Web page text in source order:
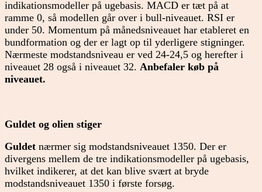
indikationsmodeller på ugebasis. MACD er tæt på at
ramme 0, så modellen går over i bull-niveauet. RSI er
under 50. Momentum på månedsniveauet har etableret en
bundformation og der er lagt op til yderligere stigninger.
Nærmeste modstandsniveau er ved 24-24,5 og herefter i
niveauet 28 også i niveauet 32. Anbefaler køb på
niveauet.
Guldet og olien stiger
Guldet nærmer sig modstandsniveauet 1350. Der er
divergens mellem de tre indikationsmodeller på ugebasis,
hvilket indikerer, at det kan blive svært at bryde
modstandsniveauet 1350 i første forsøg.